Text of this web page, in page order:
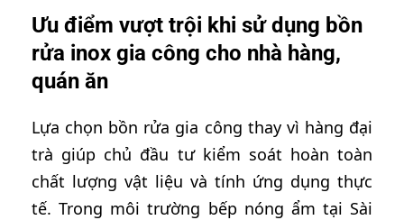
Ưu điểm vượt trội khi sử dụng bồn
rửa inox gia công cho nhà hàng,
quán ăn
Lựa chọn bồn rửa gia công thay vì hàng đại
trà giúp chủ đầu tư kiểm soát hoàn toàn
chất lượng vật liệu và tính ứng dụng thực
tế. Trong môi trường bếp nóng ẩm tại Sài